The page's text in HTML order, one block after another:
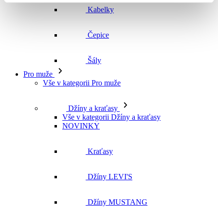
Kabelky
Čepice
Šály
Pro muže
Vše v kategorii Pro muže
Džíny a kraťasy
Vše v kategorii Džíny a kraťasy
NOVINKY
Kraťasy
Džíny LEVI'S
Džíny MUSTANG